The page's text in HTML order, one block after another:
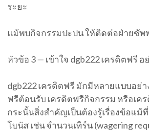
ระยะ
แม้พบกิจกรรมปะปน ให้ติดต่อฝ่ายซัพ
หัวข้อ 3 — เข้าใจ dgb222 เครดิตฟรี อ
dgb222 เครดิตฟรี มักมีหลายแบบอย่า
ฟรีต้อนรับ เครดิตฟรีกิจกรรม หรือเค
กระนั้นสิ่งสำคัญเป็นต้องรู้เรื่องข้อแม้
โบนัส เช่น จำนวนเทิร์น (wagering